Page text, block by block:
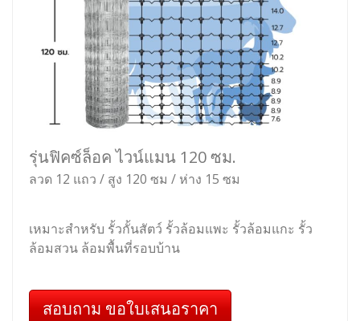
รุ่นฟิคซ์ล็อค ไวน์แมน 120 ซม.
ลวด 12 แถว / สูง 120 ซม / ห่าง 15 ซม
เหมาะสำหรับ รั้วกั้นสัตว์ รั้วล้อมแพะ รั้วล้อมแกะ รั้ว
ล้อมสวน ล้อมพื้นที่รอบบ้าน
สอบถาม ขอใบเสนอราคา